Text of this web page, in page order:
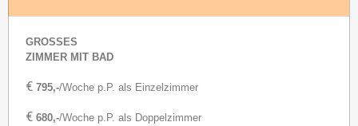
GROSSES
ZIMMER MIT BAD
€ 795,-/Woche p.P. als Einzelzimmer
€ 680,-/Woche p.P. als Doppelzimmer